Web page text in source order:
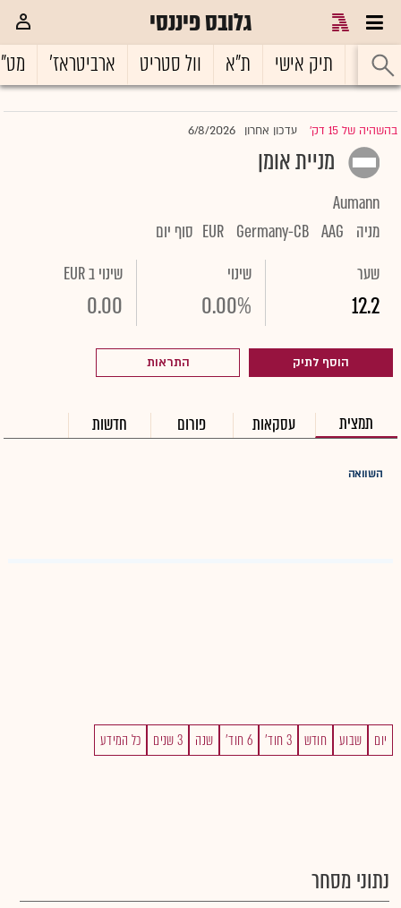
גלובס פיננסי
ראשי תיק אישי ת"א וול סטריט ארביטראז'
בהשהיה של 15 דק' |עדכון אחרון 6/8/2026
מניית אומן
Aumann
מניה
AAG
Germany-CB
EUR סוף יום
שער
12.2
שינוי
0.00%
שינוי ב EUR
0.00
הוסף לתיק התראות
תמצית עסקאות פורום חדשות
השוואה
יום שבוע חודש 3 חוד' 6 חוד' שנה 3 שנים כל המידע
נתוני מסחר